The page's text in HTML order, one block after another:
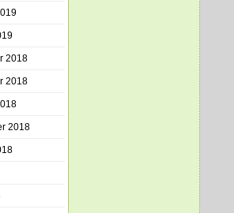
2018
2018
2018